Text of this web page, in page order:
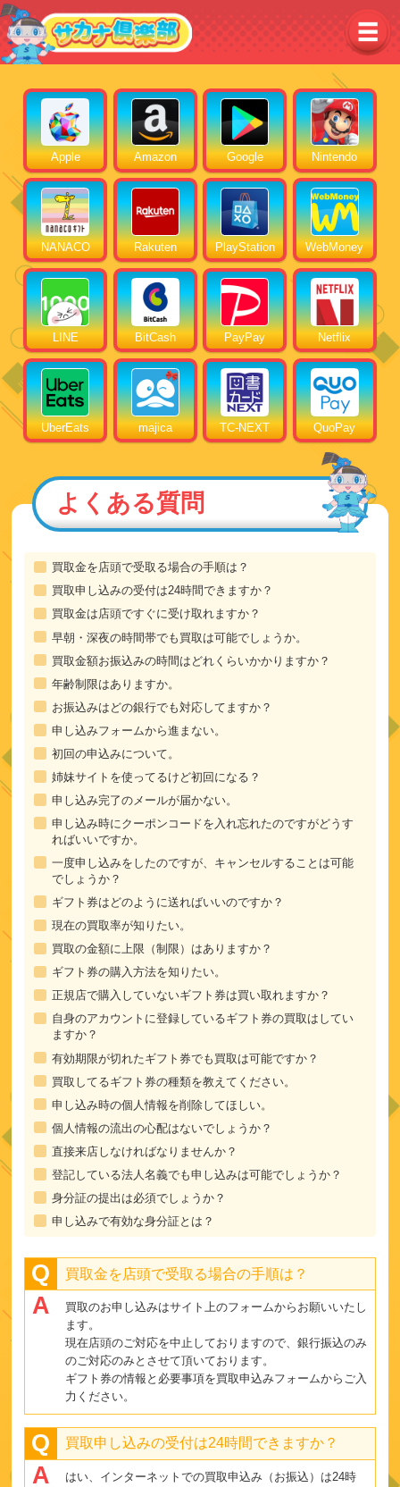
Apple Amazon Google Nintendo
NANACO Rakuten PlayStation WebMoney
LINE BitCash PayPay Netflix
UberEats majica TC-NEXT QuoPay
よくある質問
買取金を店頭で受取る場合の手順は？
買取申し込みの受付は24時間できますか？
買取金は店頭ですぐに受け取れますか？
早朝・深夜の時間帯でも買取は可能でしょうか。
買取金額お振込みの時間はどれくらいかかりますか？
年齢制限はありますか。
お振込みはどの銀行でも対応してますか？
申し込みフォームから進まない。
初回の申込みについて。
姉妹サイトを使ってるけど初回になる？
申し込み完了のメールが届かない。
申し込み時にクーポンコードを入れ忘れたのですがどうす
ればいいですか。
一度申し込みをしたのですが、キャンセルすることは可能
でしょうか？
ギフト券はどのように送ればいいのですか？
現在の買取率が知りたい。
買取の金額に上限（制限）はありますか？
ギフト券の購入方法を知りたい。
正規店で購入していないギフト券は買い取れますか？
自身のアカウントに登録しているギフト券の買取はしてい
ますか？
有効期限が切れたギフト券でも買取は可能ですか？
買取してるギフト券の種類を教えてください。
申し込み時の個人情報を削除してほしい。
個人情報の流出の心配はないでしょうか？
直接来店しなければなりませんか？
登記している法人名義でも申し込みは可能でしょうか？
身分証の提出は必須でしょうか？
申し込みで有効な身分証とは？
買取金を店頭で受取る場合の手順は？
買取のお申し込みはサイト上のフォームからお願いいたし
ます。
現在店頭のご対応を中止しておりますので、銀行振込のみ
のご対応のみとさせて頂いております。
ギフト券の情報と必要事項を買取申込みフォームからご入
力ください。
買取申し込みの受付は24時間できますか？
はい、インターネットでの買取申込み（お振込）は24時